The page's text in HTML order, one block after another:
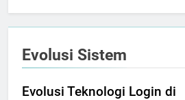
Evolusi Sistem
Evolusi Teknologi Login di